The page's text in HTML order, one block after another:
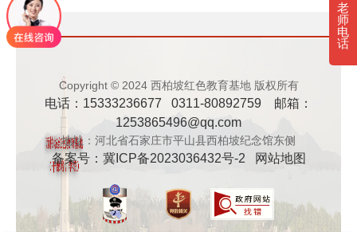
· 新时代干部培训筑牢理想信念，探秘西…
· 干部培训告别形式主义 3大西柏坡教法…
Copyright © 2024 西柏坡红色教育基地 版权所有
电话：15333236677 0311-80892759 邮箱：
1253865496@qq.com
地址：河北省石家庄市平山县西柏坡纪念馆东侧
备案号： 冀ICP备2023036432号-2 网站地图
老
师
电
话